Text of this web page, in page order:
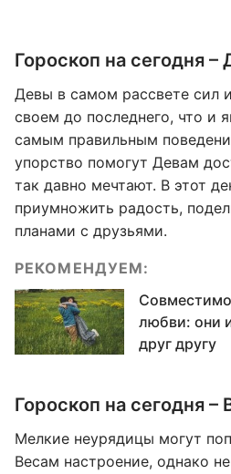
Гороскоп на сегодня –
Девы в самом рассвете сил
своем до последнего, что и
самым правильным
упорство помогут Девам
так давно мечтают. В этот
приумножить радость,
планами с друзьями.
РЕКОМЕНДУЕМ:
любви: они
друг другу
Гороскоп на сегодня –
Мелкие неурядицы могут
Весам настроение, однако